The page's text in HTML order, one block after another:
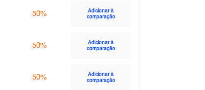
50%
Adicionar à
comparação
50%
Adicionar à
comparação
50%
Adicionar à
comparação